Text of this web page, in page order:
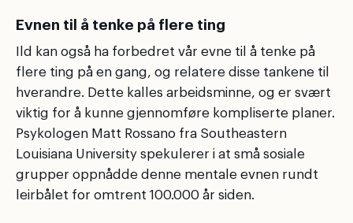
Evnen til å tenke på flere ting
Ild kan også ha forbedret vår evne til å tenke på
flere ting på en gang, og relatere disse tankene til
hverandre. Dette kalles arbeidsminne, og er svært
viktig for å kunne gjennomføre kompliserte planer.
Psykologen Matt Rossano fra Southeastern
Louisiana University spekulerer i at små sosiale
grupper oppnådde denne mentale evnen rundt
leirbålet for omtrent 100.000 år siden.